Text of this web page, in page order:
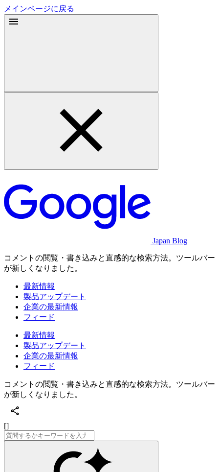
メインページに戻る
Japan Blog
コメントの閲覧・書き込みと直感的な検索方法。ツールバー
が新しくなりました。
最新情報
製品アップデート
企業の最新情報
フィード
最新情報
製品アップデート
企業の最新情報
フィード
コメントの閲覧・書き込みと直感的な検索方法。ツールバー
が新しくなりました。
[]